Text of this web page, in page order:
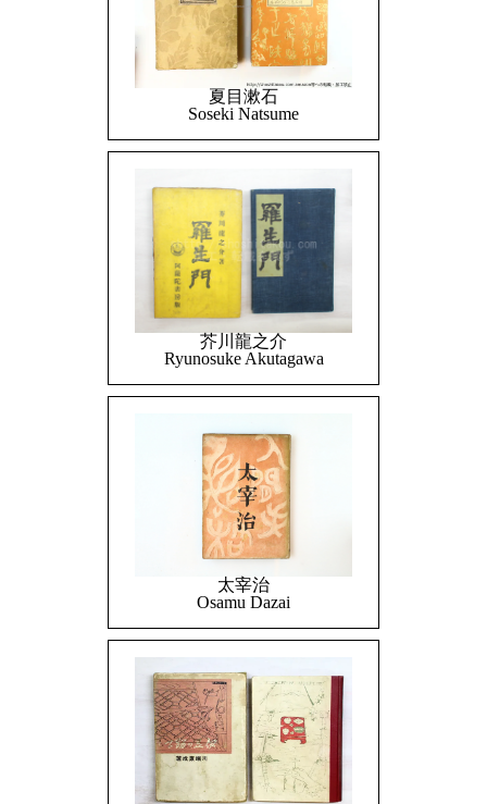
夏目漱石
Soseki Natsume
芥川龍之介
Ryunosuke Akutagawa
太宰治
Osamu Dazai